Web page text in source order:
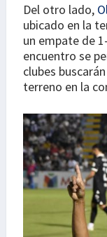
Del otro lado,
ubicado en la
un empate de
encuentro se
clubes
terreno en la